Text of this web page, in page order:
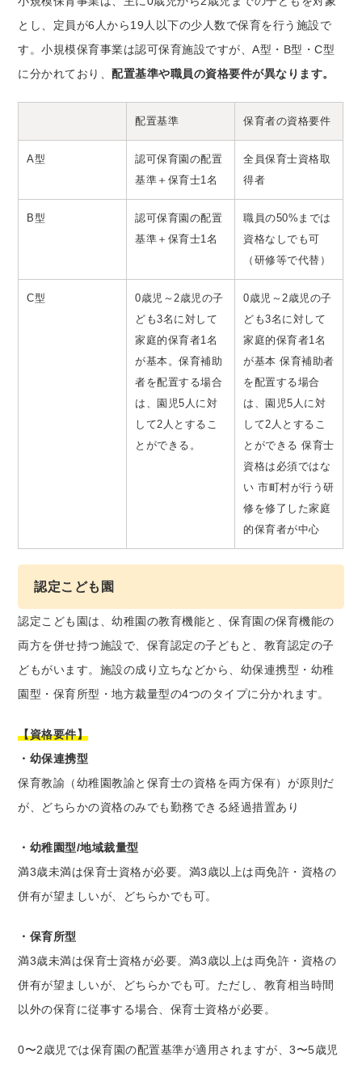
とし、定員が6人から19人以下の少人数で保育を行う施設で
す。小規模保育事業は認可保育施設ですが、A型・B型・C型
に分かれており、配置基準や職員の資格要件が異なります。
配置基準 保育者の資格要件
A型
認可保育園の配置
基準＋保育士1名
全員保育士資格取
得者
B型
認可保育園の配置
基準＋保育士1名
職員の50%までは
資格なしでも可
（研修等で代替）
C型
0歳児～2歳児の子
ども3名に対して
家庭的保育者1名
が基本。保育補助
者を配置する場合
は、園児5人に対
して2人とするこ
とができる。
0歳児～2歳児の子
ども3名に対して
家庭的保育者1名
が基本 保育補助者
を配置する場合
は、園児5人に対
して2人とするこ
とができる 保育士
資格は必須ではな
い 市町村が行う研
修を修了した家庭
的保育者が中心
認定こども園
認定こども園は、幼稚園の教育機能と、保育園の保育機能の
両方を併せ持つ施設で、保育認定の子どもと、教育認定の子
どもがいます。施設の成り立ちなどから、幼保連携型・幼稚
園型・保育所型・地方裁量型の4つのタイプに分かれます。
【資格要件】
・幼保連携型
保育教諭（幼稚園教諭と保育士の資格を両方保有）が原則だ
が、どちらかの資格のみでも勤務できる経過措置あり
・幼稚園型/地域裁量型
満3歳未満は保育士資格が必要。満3歳以上は両免許・資格の
併有が望ましいが、どちらかでも可。
・保育所型
満3歳未満は保育士資格が必要。満3歳以上は両免許・資格の
併有が望ましいが、どちらかでも可。ただし、教育相当時間
以外の保育に従事する場合、保育士資格が必要。
0〜2歳児では保育園の配置基準が適用されますが、3〜5歳児